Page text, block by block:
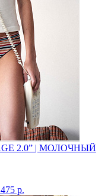
2.0” | МОЛОЧНЫЙ
р.